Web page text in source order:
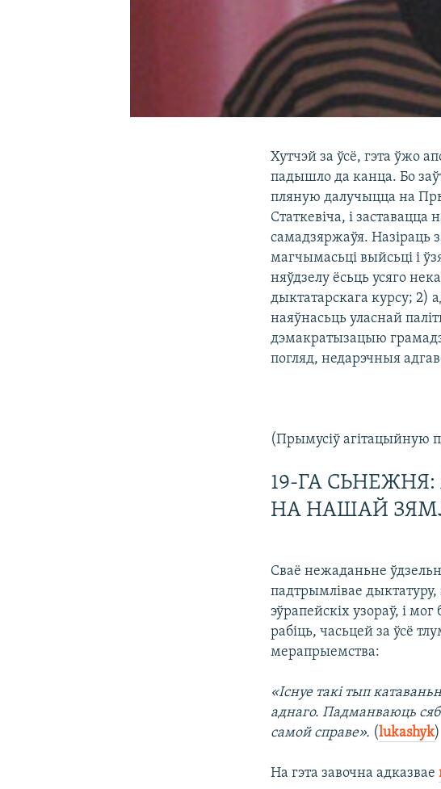
Хутчэй за ўсё, гэта ўжо
падышло да канца. Бо
пляную далучыцца на
Статкевіча, і заставацца
самадзяржаўя. Назіраць
магчымасьці выйсьці і
няўдзелу ёсьць усяго
дыктатарскага курсу; 2)
наяўнасьць уласнай
дэмакратызацыю
погляд, недарэчныя
(Прымусіў агітацыйную
19-ГА
НА НАШАЙ
Сваё нежаданьне
падтрымлівае
эўрапейскіх узораў, і
рабіць, часьцей за ўсё
мерапрыемства:
«Існуе такі тып
аднаго. Падманваюць
самой справе». (lukashyk)
На гэта завочна адказвае